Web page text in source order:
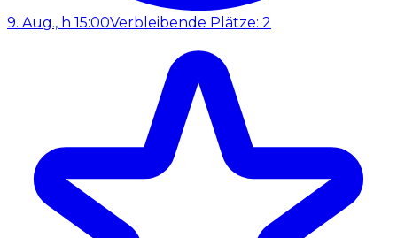
9. Aug., h 15:00Verbleibende Plätze: 2